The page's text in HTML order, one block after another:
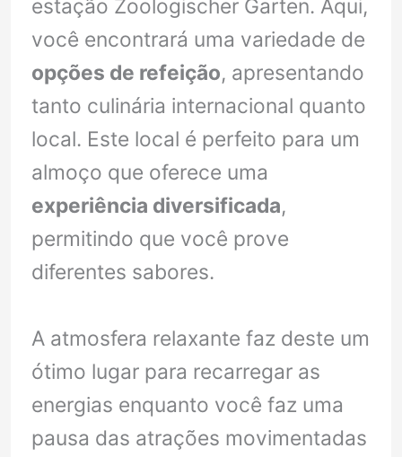
estação Zoologischer Garten. Aqui,
você encontrará uma variedade de
opções de refeição, apresentando
tanto culinária internacional quanto
local. Este local é perfeito para um
almoço que oferece uma
experiência diversificada,
permitindo que você prove
diferentes sabores.
A atmosfera relaxante faz deste um
ótimo lugar para recarregar as
energias enquanto você faz uma
pausa das atrações movimentadas